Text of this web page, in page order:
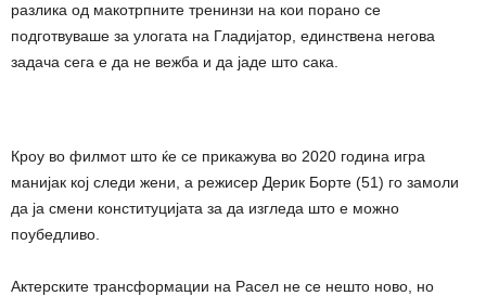
разлика од макотрпните тренинзи на кои порано се
подготвуваше за улогата на Гладијатор, единствена негова
задача сега е да не вежба и да јаде што сака.
Кроу во филмот што ќе се прикажува во 2020 година игра
манијак кој следи жени, а режисер Дерик Борте (51) го замоли
да ја смени конституцијата за да изгледа што е можно
поубедливо.
Актерските трансформации на Расел не се нешто ново, но